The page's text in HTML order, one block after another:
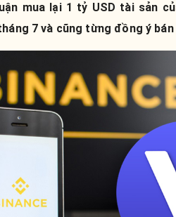
mua lại 1 tỷ USD tài sản
7 và cũng từng đồng ý bán